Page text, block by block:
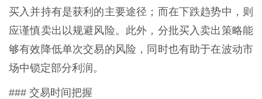
买入并持有是获利的主要途径；而在下跌趋势中，则
应谨慎卖出以规避风险。此外，分批买入卖出策略能
够有效降低单次交易的风险，同时也有助于在波动市
场中锁定部分利润。
### 交易时间把握